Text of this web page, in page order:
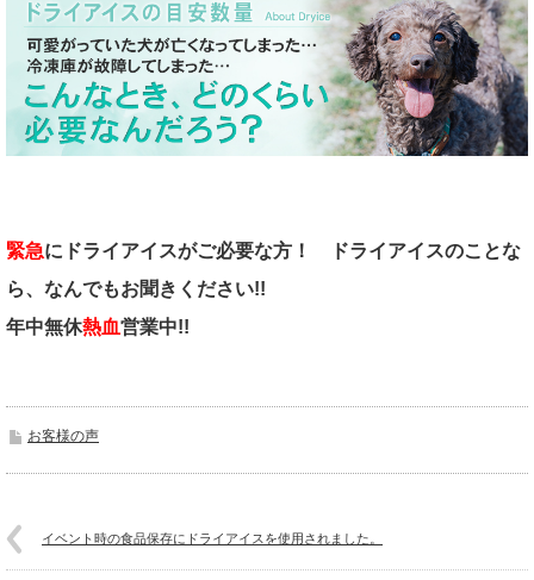
緊急にドライアイスがご必要な方！
ドライアイスのことな
ら、なんでもお聞きください!!
年中無休熱血営業中!!
お客様の声
イベント時の食品保存にドライアイスを使用されました。